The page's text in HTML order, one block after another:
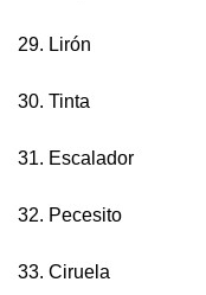
29. Lirón
30. Tinta
31. Escalador
32. Pecesito
33. Ciruela